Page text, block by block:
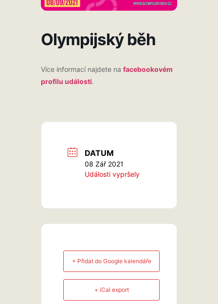
Olympijský běh
Více informací najdete na facebookovém
profilu události.
DATUM
08 Zář 2021
Události vypršely
+ Přidat do Google kalendáře
+ iCal export